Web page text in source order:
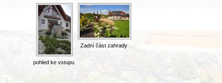
pohled ke vstupu
Zadní část zahrady